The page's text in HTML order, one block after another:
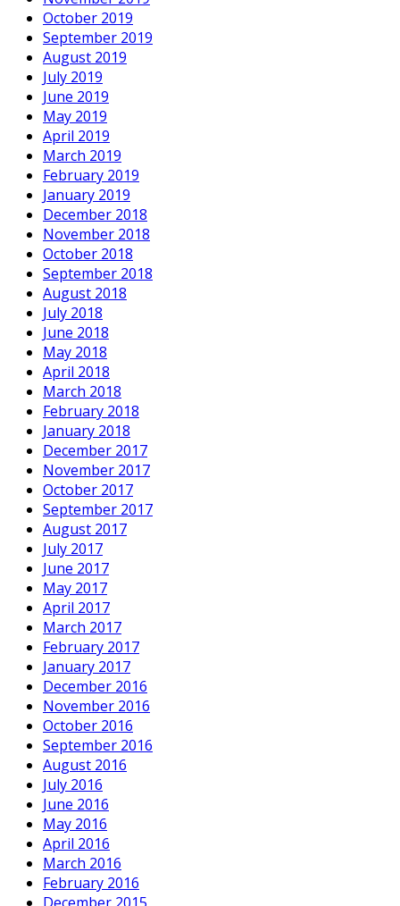
October 2019
September 2019
August 2019
July 2019
June 2019
May 2019
April 2019
March 2019
February 2019
January 2019
December 2018
November 2018
October 2018
September 2018
August 2018
July 2018
June 2018
May 2018
April 2018
March 2018
February 2018
January 2018
December 2017
November 2017
October 2017
September 2017
August 2017
July 2017
June 2017
May 2017
April 2017
March 2017
February 2017
January 2017
December 2016
November 2016
October 2016
September 2016
August 2016
July 2016
June 2016
May 2016
April 2016
March 2016
February 2016